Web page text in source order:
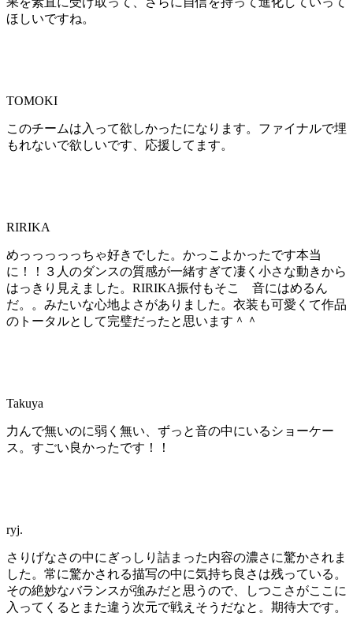
ほしいですね。
TOMOKI
このチームは入って欲しかったになります。ファイナルで埋
もれないで欲しいです、応援してます。
RIRIKA
めっっっっっちゃ好きでした。かっこよかったです本当
に！！３人のダンスの質感が一緒すぎて凄く小さな動きから
はっきり見えました。RIRIKA振付もそこ 音にはめるん
だ。。みたいな心地よさがありました。衣装も可愛くて作品
のトータルとして完璧だったと思います＾＾
Takuya
力んで無いのに弱く無い、ずっと音の中にいるショーケー
ス。すごい良かったです！！
ryj.
さりげなさの中にぎっしり詰まった内容の濃さに驚かされま
した。常に驚かされる描写の中に気持ち良さは残っている。
その絶妙なバランスが強みだと思うので、しつこさがここに
入ってくるとまた違う次元で戦えそうだなと。期待大です。